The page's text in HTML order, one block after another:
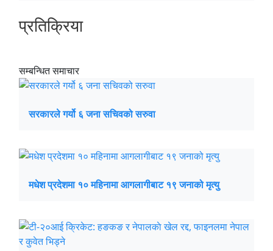
प्रतिक्रिया
सम्बन्धित समाचार
सरकारले गर्यो ६ जना सचिवको सरुवा
मधेश प्रदेशमा १० महिनामा आगलागीबाट १९ जनाको मृत्यु